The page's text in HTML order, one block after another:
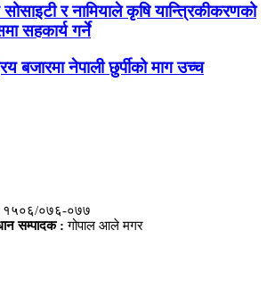
सोसाइटी र नामियाले कृषि यान्त्रिकीकरणको
सहकार्य गर्ने
बजारमा नेपाली छुर्पीको माग उच्च
१५०६/०७६-०७७
सम्पादक : गोपाल आले मगर